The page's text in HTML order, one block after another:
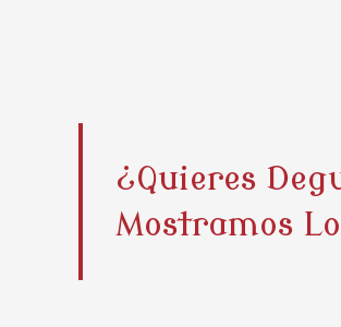
¿Quieres
Mostramos